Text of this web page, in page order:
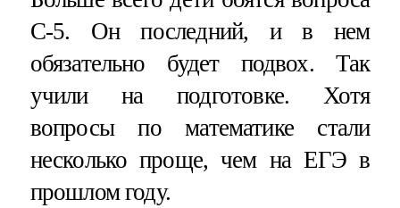
С-5. Он последний, и в нем
обязательно будет подвох. Так
учили на подготовке. Хотя
вопросы по математике стали
несколько проще, чем на ЕГЭ в
прошлом году.